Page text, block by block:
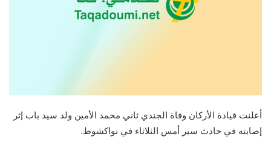
أعلنت قيادة الأركان وفاة الجندي ثاني محمد الأمين ولد سيد باب إثر
إصابته في حادث سير أمس الثلاثاء في نواكشوط.